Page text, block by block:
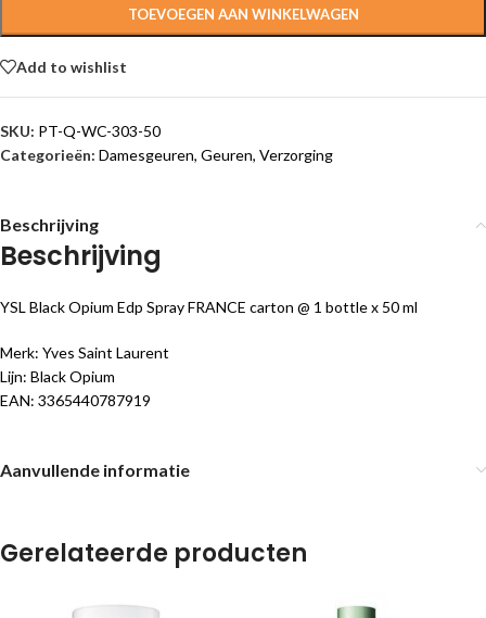
TOEVOEGEN AAN WINKELWAGEN
Add to wishlist
SKU: PT-Q-WC-303-50
Categorieën: Damesgeuren, Geuren, Verzorging
Beschrijving
Beschrijving
YSL Black Opium Edp Spray FRANCE carton @ 1 bottle x 50 ml
Merk: Yves Saint Laurent
Lijn: Black Opium
EAN: 3365440787919
Aanvullende informatie
Gerelateerde producten